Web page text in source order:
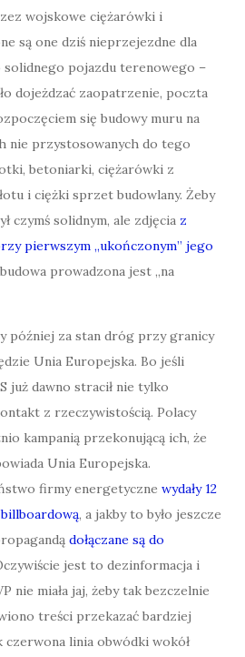
wojskowe ciężarówki i
są one dziś nieprzejezdne dla
solidnego pojazdu terenowego –
dojeżdzać zaopatrzenie, poczta
się budowy muru na
nie przystosowanych do tego
betoniarki, ciężarówki z
i ciężki sprzet budowlany. Żeby
czymś solidnym, ale zdjęcia z
pierwszym „ukończonym” jego
prowadzona jest „na
później za stan dróg przy granicy
Unia Europejska. Bo jeśli
już dawno stracił nie tylko
z rzeczywistością. Polacy
kampanią przekonującą ich, że
Unia Europejska.
firmy energetyczne wydały 12
, a jakby to było jeszcze
dołączane są do
jest to dezinformacja i
nie miała jaj, żeby tak bezczelnie
treści przekazać bardziej
czerwona linia obwódki wokół